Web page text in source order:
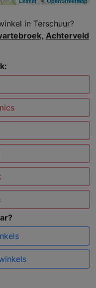
in Terschuur?
, Achterveld